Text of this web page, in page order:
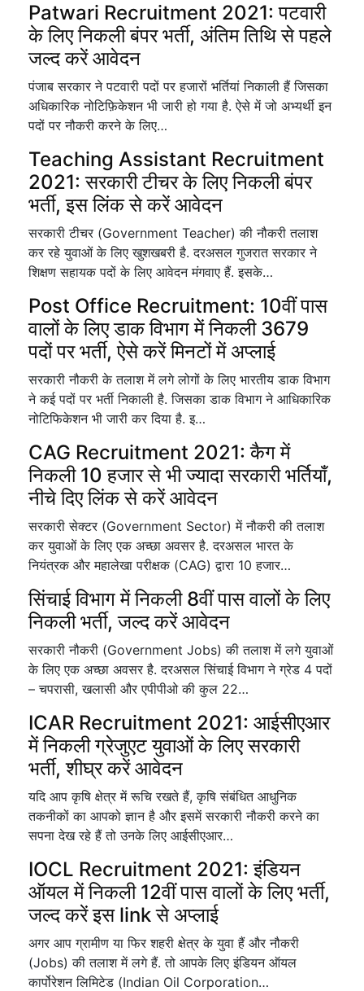
Patwari Recruitment 2021: पटवारी
के लिए निकली बंपर भर्ती, अंतिम तिथि से पहले
जल्द करें आवेदन
पंजाब सरकार ने पटवारी पदों पर हजारों भर्तियां निकाली हैं जिसका
अधिकारिक नोटिफ़िकेशन भी जारी हो गया है. ऐसे में जो अभ्यर्थी इन
पदों पर नौकरी करने के लिए…
Teaching Assistant Recruitment
2021: सरकारी टीचर के लिए निकली बंपर
भर्ती, इस लिंक से करें आवेदन
सरकारी टीचर (Government Teacher) की नौकरी तलाश
कर रहे युवाओं के लिए खुशखबरी है. दरअसल गुजरात सरकार ने
शिक्षण सहायक पदों के लिए आवेदन मंगवाए हैं. इसके…
Post Office Recruitment: 10वीं पास
वालों के लिए डाक विभाग में निकली 3679
पदों पर भर्ती, ऐसे करें मिनटों में अप्लाई
सरकारी नौकरी के तलाश में लगे लोगों के लिए भारतीय डाक विभाग
ने कई पदों पर भर्ती निकाली है. जिसका डाक विभाग ने आधिकारिक
नोटिफिकेशन भी जारी कर दिया है. इ…
CAG Recruitment 2021: कैग में
निकली 10 हजार से भी ज्यादा सरकारी भर्तियाँ,
नीचे दिए लिंक से करें आवेदन
सरकारी सेक्टर (Government Sector) में नौकरी की तलाश
कर युवाओं के लिए एक अच्छा अवसर है. दरअसल भारत के
नियंत्रक और महालेखा परीक्षक (CAG) द्वारा 10 हजार…
सिंचाई विभाग में निकली 8वीं पास वालों के लिए
निकली भर्ती, जल्द करें आवेदन
सरकारी नौकरी (Government Jobs) की तलाश में लगे युवाओं
के लिए एक अच्छा अवसर है. दरअसल सिंचाई विभाग ने ग्रेड 4 पदों
– चपरासी, खलासी और एपीपीओ की कुल 22…
ICAR Recruitment 2021: आईसीएआर
में निकली ग्रेजुएट युवाओं के लिए सरकारी
भर्ती, शीघ्र करें आवेदन
यदि आप कृषि क्षेत्र में रूचि रखते हैं, कृषि संबंधित आधुनिक
तकनीकों का आपको ज्ञान है और इसमें सरकारी नौकरी करने का
सपना देख रहे हैं तो उनके लिए आईसीएआर…
IOCL Recruitment 2021: इंडियन
ऑयल में निकली 12वीं पास वालों के लिए भर्ती,
जल्द करें इस link से अप्लाई
अगर आप ग्रामीण या फिर शहरी क्षेत्र के युवा हैं और नौकरी
(Jobs) की तलाश में लगे हैं. तो आपके लिए इंडियन ऑयल
कार्पोरेशन लिमिटेड (Indian Oil Corporation…